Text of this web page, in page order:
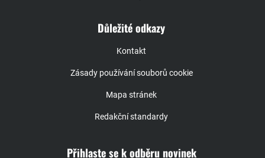
Důležité odkazy
Kontakt
Zásady používání souborů cookie
Mapa stránek
Redakční standardy
Přihlaste se k odběru novinek